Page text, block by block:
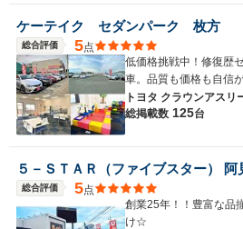
ケーテイク セダンパーク 枚方
総合評価 5点
低価格挑戦中！修復歴
車。品質も価格も自信
トヨタ クラウンアスリ
総掲載数 125台
５－ＳＴＡＲ（ファイブスター） 阿
総合評価 5点
創業25年！！豊富な品
け☆